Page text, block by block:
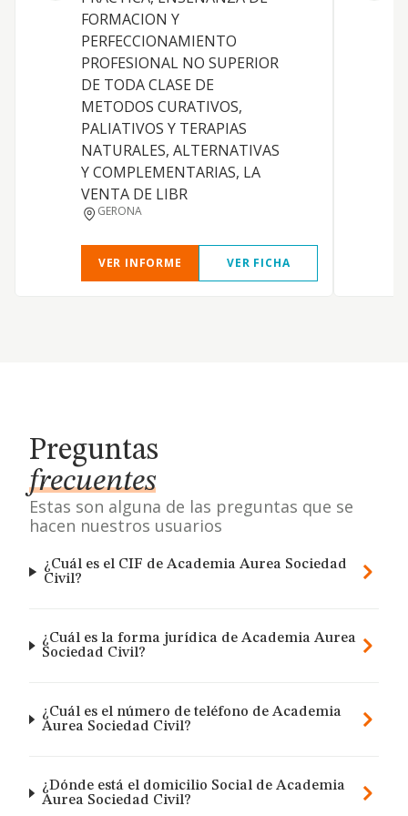
FORMACION Y
PERFECCIONAMIENTO
PROFESIONAL NO SUPERIOR
DE TODA CLASE DE
METODOS CURATIVOS,
PALIATIVOS Y TERAPIAS
NATURALES, ALTERNATIVAS
Y COMPLEMENTARIAS, LA
VENTA DE LIBR
GERONA
VER INFORME VER FICHA
Preguntas
frecuentes
Estas son alguna de las preguntas que se
hacen nuestros usuarios
¿Cuál es el CIF de Academia Aurea Sociedad
Civil?
¿Cuál es la forma jurídica de Academia Aurea
Sociedad Civil?
¿Cuál es el número de teléfono de Academia
Aurea Sociedad Civil?
¿Dónde está el domicilio Social de Academia
Aurea Sociedad Civil?